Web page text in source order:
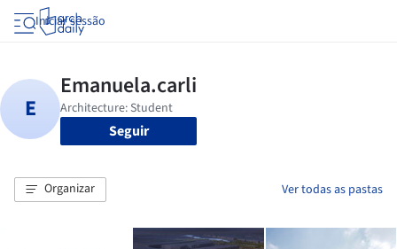
Iniciar sessão
Seguir
Organizar Ver todas as pastas